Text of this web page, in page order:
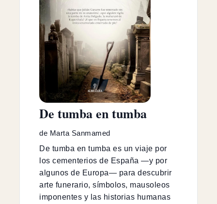
De tumba en tumba
de Marta Sanmamed
De tumba en tumba es un viaje por
los cementerios de España —y por
algunos de Europa— para descubrir
arte funerario, símbolos, mausoleos
imponentes y las historias humanas